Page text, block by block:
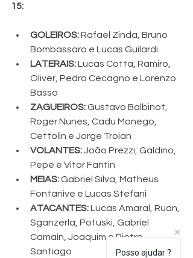
15:
GOLEIROS: Rafael Zinda, Bruno
Bombassaro e Lucas Guilardi
LATERAIS: Lucas Cotta, Ramiro,
Oliver, Pedro Cecagno e Lorenzo
Basso
ZAGUEIROS: Gustavo Balbinot,
Roger Nunes, Cadu Monego,
Cettolin e Jorge Troian
VOLANTES: João Prezzi, Galdino,
Pepe e Vitor Fantin
MEIAS: Gabriel Silva, Matheus
Fontanive e Lucas Stefani
ATACANTES: Lucas Amaral, Ruan,
Sganzerla, Potuski, Gabriel
Camain, Joaquim e Pietro
Santiago
Posso ajudar ?